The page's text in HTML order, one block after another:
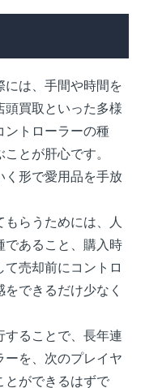
には、手間や時間を
頭買取といった多様
ントローラーの種
とが肝心です。
く形で愛用品を手放
もらうためには、人
であること、購入時
売却前にコントロ
できるだけ少なく
することで、長年連
ーを、次のプレイヤ
とができるはずで